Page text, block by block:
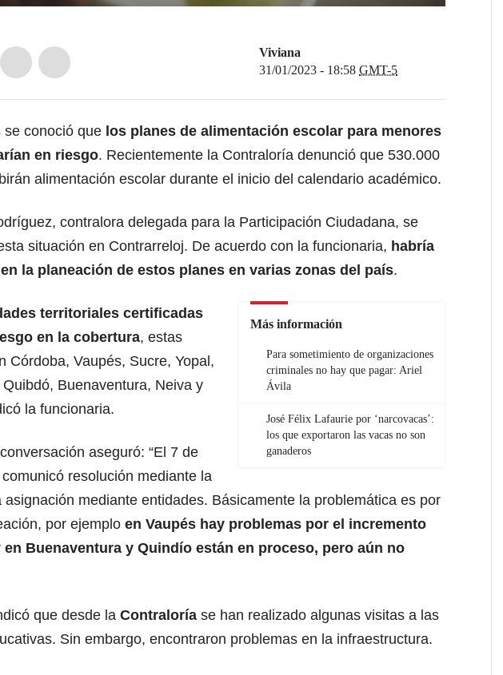
Viviana
31/01/2023 - 18:58 GMT-5
se conoció que los planes de alimentación escolar para menores
en riesgo. Recientemente la Contraloría denunció que 530.000
alimentación escolar durante el inicio del calendario académico.
contralora delegada para la Participación Ciudadana, se
situación en Contrarreloj. De acuerdo con la funcionaria, habría
la planeación de estos planes en varias zonas del país.
Más información
Para sometimiento de organizaciones
criminales no hay que pagar: Ariel
Ávila
José Félix Lafaurie por ‘narcovacas’:
los que exportaron las vacas no son
ganaderos
territoriales certificadas
en la cobertura, estas
Córdoba, Vaupés, Sucre, Yopal,
Buenaventura, Neiva y
la funcionaria.
aseguró: “El 7 de
resolución mediante la
asignación mediante entidades. Básicamente la problemática es por
por ejemplo en Vaupés hay problemas por el incremento
Buenaventura y Quindío están en proceso, pero aún no
que desde la Contraloría se han realizado algunas visitas a las
Sin embargo, encontraron problemas en la infraestructura.